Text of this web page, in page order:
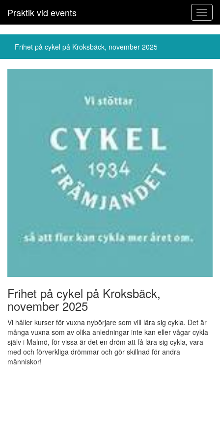
Praktik vid events
Frihet på cykel på Kroksbäck, november 2025
Frihet på cykel på Kroksbäck,
november 2025
Vi håller kurser för vuxna nybörjare som vill lära sig cykla. Det är
många vuxna som av olika anledningar inte kan eller vågar cykla
själv i Malmö, för vissa är det en dröm att få lära sig cykla, vara
med och förverkliga drömmar och gör skillnad för andra
människor!